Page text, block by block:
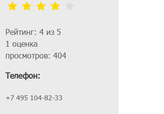
Рейтинг: 4 из 5
1 оценка
просмотров: 404
Телефон:
+7 495 104-82-33